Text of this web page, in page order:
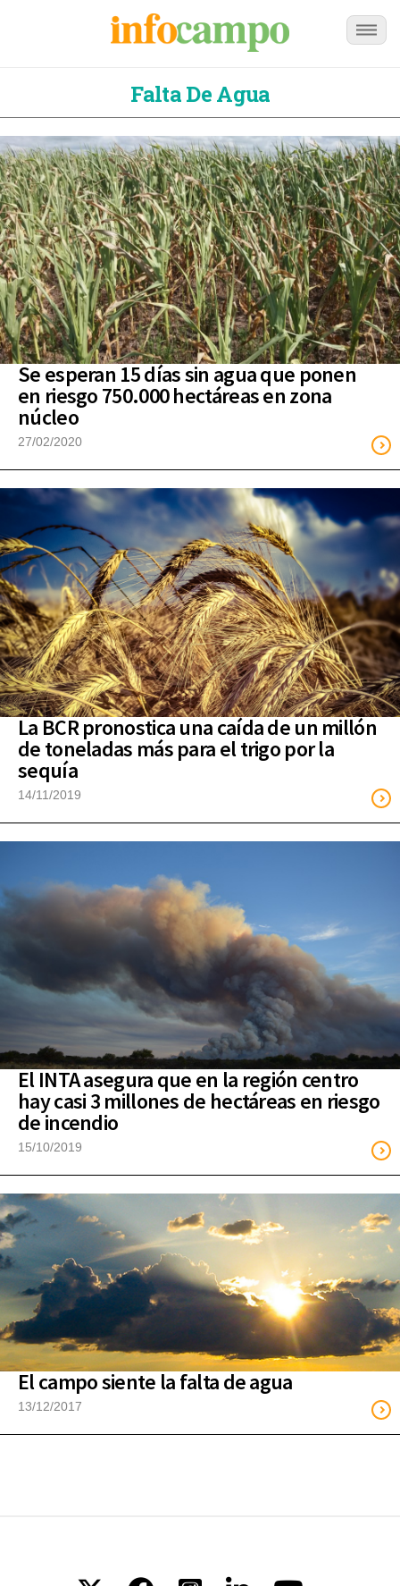
Falta De Agua
Se esperan 15 días sin agua que ponen
en riesgo 750.000 hectáreas en zona
núcleo
27/02/2020
La BCR pronostica una caída de un millón
de toneladas más para el trigo por la
sequía
14/11/2019
El INTA asegura que en la región centro
hay casi 3 millones de hectáreas en riesgo
de incendio
15/10/2019
El campo siente la falta de agua
13/12/2017